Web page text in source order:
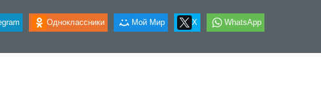
Одноклассники Мой Мир X WhatsApp